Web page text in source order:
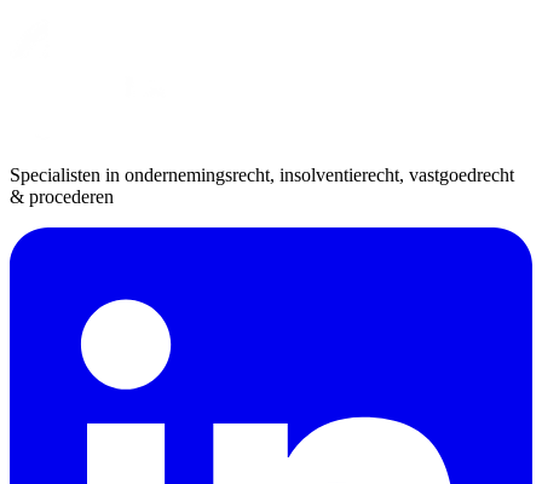
Specialisten in ondernemingsrecht, insolventierecht, vastgoedrecht
& procederen